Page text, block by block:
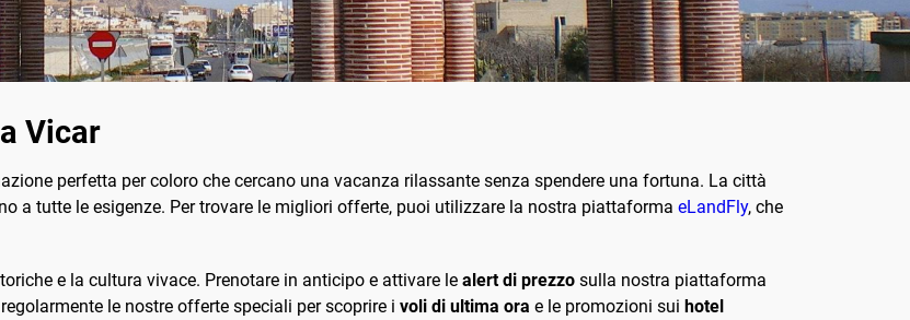
Vicar
perfetta per coloro che cercano una vacanza rilassante senza spendere una fortuna. La città
a tutte le esigenze. Per trovare le migliori offerte, puoi utilizzare la nostra piattaforma eLandFly, che
e la cultura vivace. Prenotare in anticipo e attivare le alert di prezzo sulla nostra piattaforma
le nostre offerte speciali per scoprire i voli di ultima ora e le promozioni sui hotel